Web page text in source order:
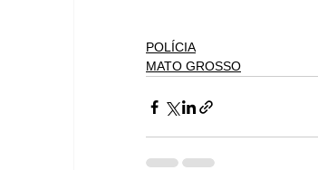
POLÍCIA
MATO GROSSO